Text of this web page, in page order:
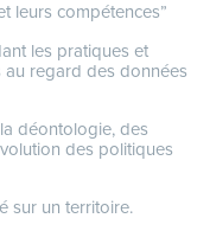
leurs compétences”
les pratiques et
au regard des données
déontologie, des
des politiques
sur un territoire.